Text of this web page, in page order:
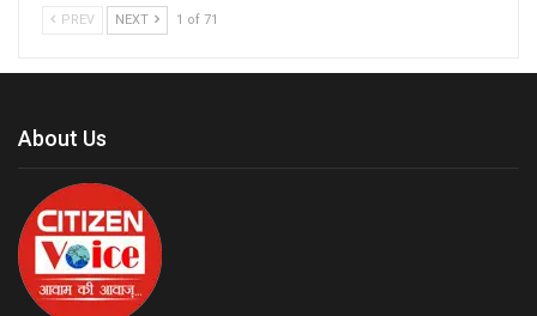
PREV NEXT 1 of 71
About Us